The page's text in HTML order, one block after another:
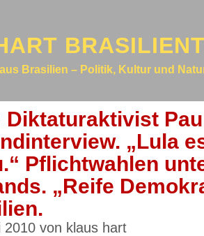
Brasilien – Politik, Kultur und
„Lula
Pflichtwahlen
„Reife
2010 von klaus hart